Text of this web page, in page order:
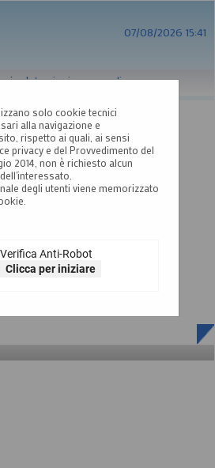
07/08/2026 15:41
»Istruzioni e manuali
solo cookie tecnici
alla navigazione e
rispetto ai quali, ai sensi
privacy e del Provvedimento del
2014, non è richiesto alcun
degli utenti viene memorizzato
Verifica Anti-Robot
Clicca per iniziare
di supporto per operare con la
SPID
telematica
DGUE elettronico